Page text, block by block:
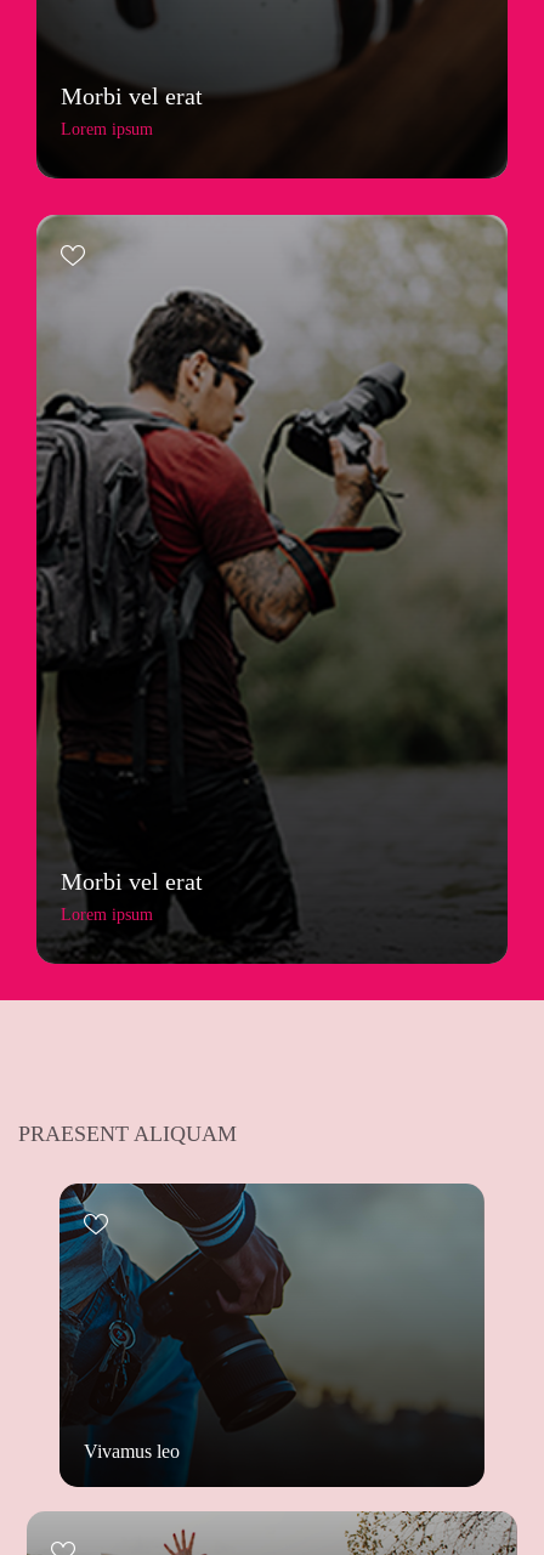
Morbi vel erat
Lorem ipsum
Morbi vel erat
Lorem ipsum
PRAESENT ALIQUAM
Vivamus leo